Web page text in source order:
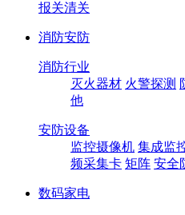
报关清关
消防安防
消防行业
灭火器材 火警探测
他
安防设备
监控摄像机 集成监
频采集卡 矩阵 安全
数码家电